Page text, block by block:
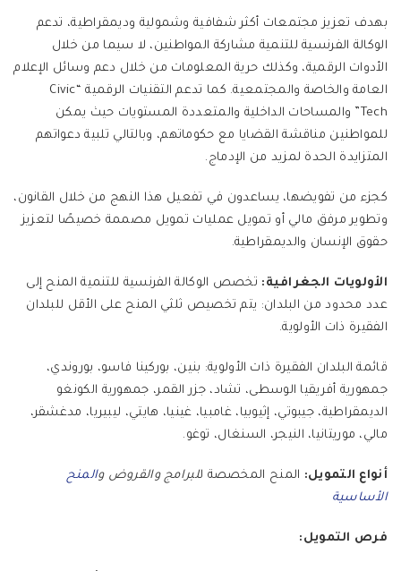
بهدف تعزيز مجتمعات أكثر شفافية وشمولية وديمقراطية، تدعم
الوكالة الفرنسية للتنمية مشاركة المواطنين، لا سيما من خلال
الأدوات الرقمية، وكذلك حرية المعلومات من خلال دعم وسائل الإعلام
العامة والخاصة والمجتمعية. كما تدعم التقنيات الرقمية “Civic
Tech” والمساحات الداخلية والمتعددة المستويات حيث يمكن
للمواطنين مناقشة القضايا مع حكوماتهم، وبالتالي تلبية دعواتهم
المتزايدة الحدة لمزيد من الإدماج.
كجزء من تفويضها، يساعدون في تفعيل هذا النهج من خلال القانون،
وتطوير مرفق مالي أو تمويل عمليات تمويل مصممة خصيصًا لتعزيز
حقوق الإنسان والديمقراطية.
الأولويات الجغرافية: تخصص الوكالة الفرنسية للتنمية المنح إلى
عدد محدود من البلدان: يتم تخصيص ثلثي المنح على الأقل للبلدان
الفقيرة ذات الأولوية.
قائمة البلدان الفقيرة ذات الأولوية: بنين، بوركينا فاسو، بوروندي،
جمهورية أفريقيا الوسطى، تشاد، جزر القمر، جمهورية الكونغو
الديمقراطية، جيبوتي، إثيوبيا، غامبيا، غينيا، هايتي، ليبيريا، مدغشقر،
مالي، موريتانيا، النيجر، السنغال، توغو.
أنواع التمويل: المنح المخصصة للبرامج والقروض والمنح
الأساسية
فرص التمويل: